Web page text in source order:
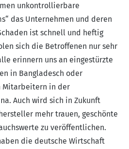
unkontrollierbare
das Unternehmen und deren
ist schnell und heftig
sich die Betroffenen nur sehr
erinnern uns an eingestürzte
in Bangladesch oder
Mitarbeitern in der
Auch wird sich in Zukunft
mehr trauen, geschönte
zu veröffentlichen.
die deutsche Wirtschaft